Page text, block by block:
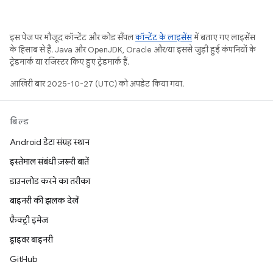
इस पेज पर मौजूद कॉन्टेंट और कोड सैंपलकॉन्टेंट के लाइसेंसमें बताए गए लाइसेंस
के हिसाब से हैं. Java और OpenJDK, Oracle और/या इससे जुड़ी हुई कंपनियों के
ट्रेडमार्क या रजिस्टर किए हुए ट्रेडमार्क हैं.
आखिरी बार 2025-10-27 (UTC) को अपडेट किया गया.
बिल्ड
Android डेटा संग्रह स्थान
इस्तेमाल संबंधी ज़रूरी बातें
डाउनलोड करने का तरीका
बाइनरी की झलक देखें
फ़ैक्ट्री इमेज
ड्राइवर बाइनरी
GitHub